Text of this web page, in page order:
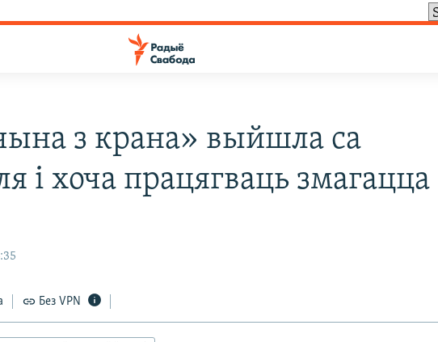
з крана» выйшла са
і хоча працягваць змагацца
Без VPN